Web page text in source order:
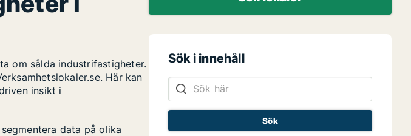
om sålda industrifastigheter.
Här kan
insikt i
data på olika
Sök i innehåll